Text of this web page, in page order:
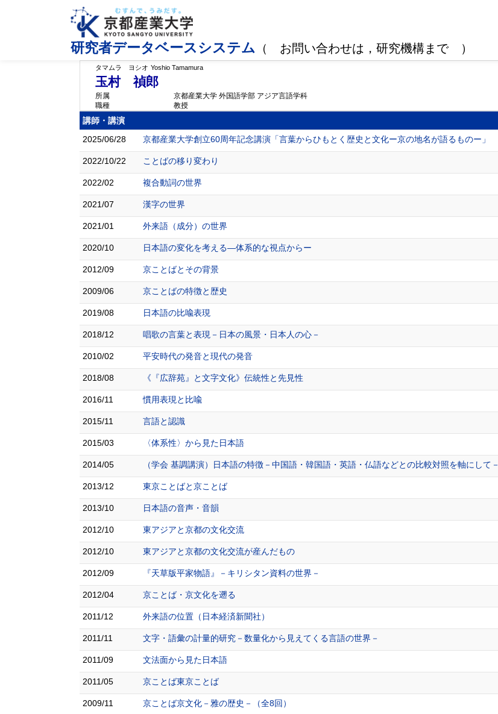
研究者データベースシステム （ お問い合わせは，研究機構まで ）
タマムラ ヨシオ Yoshio Tamamura
玉村 禎郎
所属
京都産業大学 外国語学部 アジア言語学科
職種
教授
講師・講演
2025/06/28
京都産業大学創立60周年記念講演「言葉からひもとく歴史と文化ー京の地名が語るものー」
2022/10/22 ことばの移り変わり
2022/02 複合動詞の世界
2021/07 漢字の世界
2021/01 外来語（成分）の世界
2020/10 日本語の変化を考える―体系的な視点からー
2012/09 京ことばとその背景
2009/06 京ことばの特徴と歴史
2019/08 日本語の比喩表現
2018/12 唱歌の言葉と表現－日本の風景・日本人の心－
2010/02 平安時代の発音と現代の発音
2018/08 《『広辞苑』と文字文化》伝統性と先見性
2016/11 慣用表現と比喩
2015/11 言語と認識
2015/03 〈体系性〉から見た日本語
2014/05 （学会 基調講演）日本語の特徴－中国語・韓国語・英語・仏語などとの比較対照を軸にして－
2013/12 東京ことばと京ことば
2013/10 日本語の音声・音韻
2012/10 東アジアと京都の文化交流
2012/10 東アジアと京都の文化交流が産んだもの
2012/09 『天草版平家物語』－キリシタン資料の世界－
2012/04 京ことば・京文化を遡る
2011/12 外来語の位置（日本経済新聞社）
2011/11 文字・語彙の計量的研究－数量化から見えてくる言語の世界－
2011/09 文法面から見た日本語
2011/05 京ことば東京ことば
2009/11 京ことば京文化－雅の歴史－（全8回）